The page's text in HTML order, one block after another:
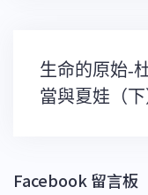
文
章
導
生命的原始-
當與夏娃（下
Facebook 留言板